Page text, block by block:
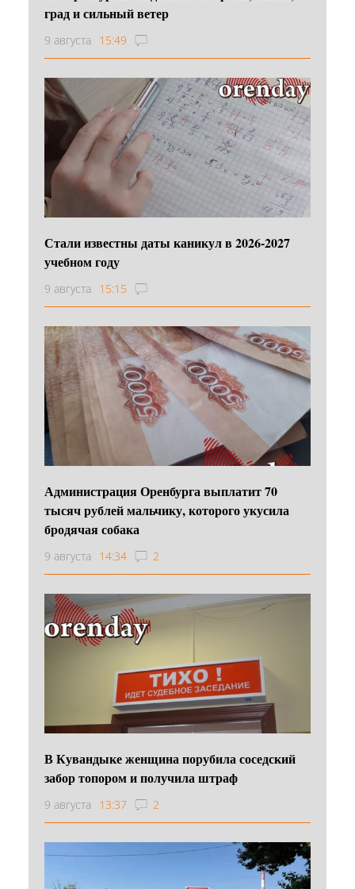
град и сильный ветер
9 августа 15:49
Стали известны даты каникул в 2026-2027
учебном году
9 августа 15:15
Администрация Оренбурга выплатит 70
тысяч рублей мальчику, которого укусила
бродячая собака
9 августа 14:34 2
В Кувандыке женщина порубила соседский
забор топором и получила штраф
9 августа 13:37 2